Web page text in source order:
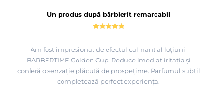
Un produs după bărbierit remarcabil
Am fost impresionat de efectul calmant al loțiunii
BARBERTIME Golden Cup. Reduce imediat iritația și
conferă o senzație plăcută de prospețime. Parfumul subtil
completează perfect experiența.